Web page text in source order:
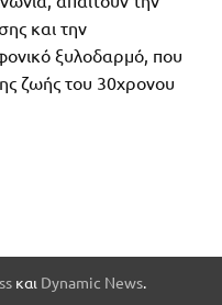
και την
ξυλοδαρμό, που
ζωής του 30χρονου
και Dynamic News.